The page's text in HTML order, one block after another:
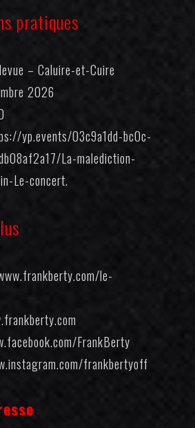
pratiques
– Caluire-et-Cuire
2026
yp.events/03c9a1dd-bc0c-
La-malediction-
Le-concert.
le-
FrankBerty
frankbertyoff